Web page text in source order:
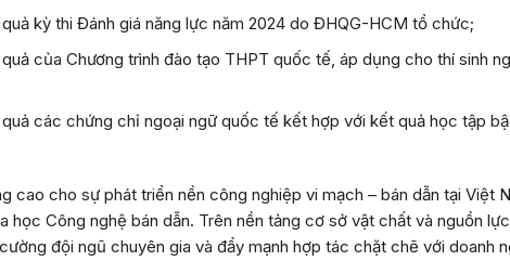
kỳ thi Đánh giá năng lực năm 2024 do ĐHQG-HCM tổ chức;
của Chương trình đào tạo THPT quốc tế, áp dụng cho thí sinh
các chứng chỉ ngoại ngữ quốc tế kết hợp với kết quả học tập
cao cho sự phát triển nền công nghiệp vi mạch – bán dẫn tại Việt
học Công nghệ bán dẫn. Trên nền tảng cơ sở vật chất và nguồn
đội ngũ chuyên gia và đẩy mạnh hợp tác chặt chẽ với doanh